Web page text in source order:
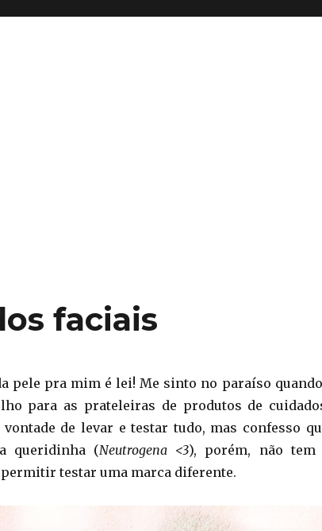
faciais
pele pra mim é lei! Me sinto no paraíso
para as prateleiras de produtos de
vontade de levar e testar tudo, mas confesso
queridinha (Neutrogena <3), porém, não tem
permitir testar uma marca diferente.